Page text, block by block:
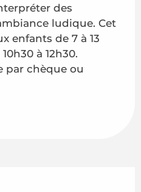
des
ludique. Cet
enfants de 7 à 13
à 12h30.
par chèque ou